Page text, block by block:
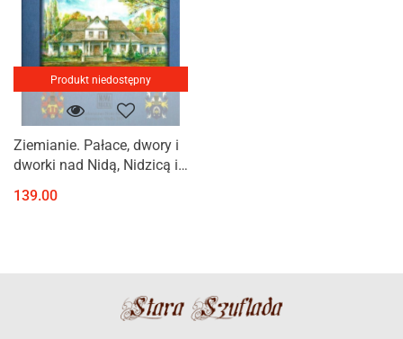
Produkt niedostępny
Ziemianie. Pałace, dwory i
dworki nad Nidą, Nidzicą i
139.00